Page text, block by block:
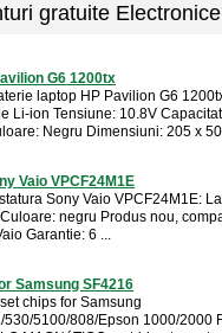
gratuite
G6 1200tx
laptop HP Pavilion G6
Li-ion Tensiune: 10.8V
Negru Dimensiuni: 205 x
Vaio VPCF24M1E
Sony Vaio VPCF24M1E:
negru Produs nou,
Garantie: 6 ...
Samsung SF4216
chips for Samsung
530/5100/808/Epson 1000/2000